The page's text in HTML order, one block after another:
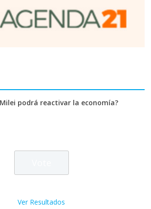
Milei podrá reactivar la economía?
Ver Resultados